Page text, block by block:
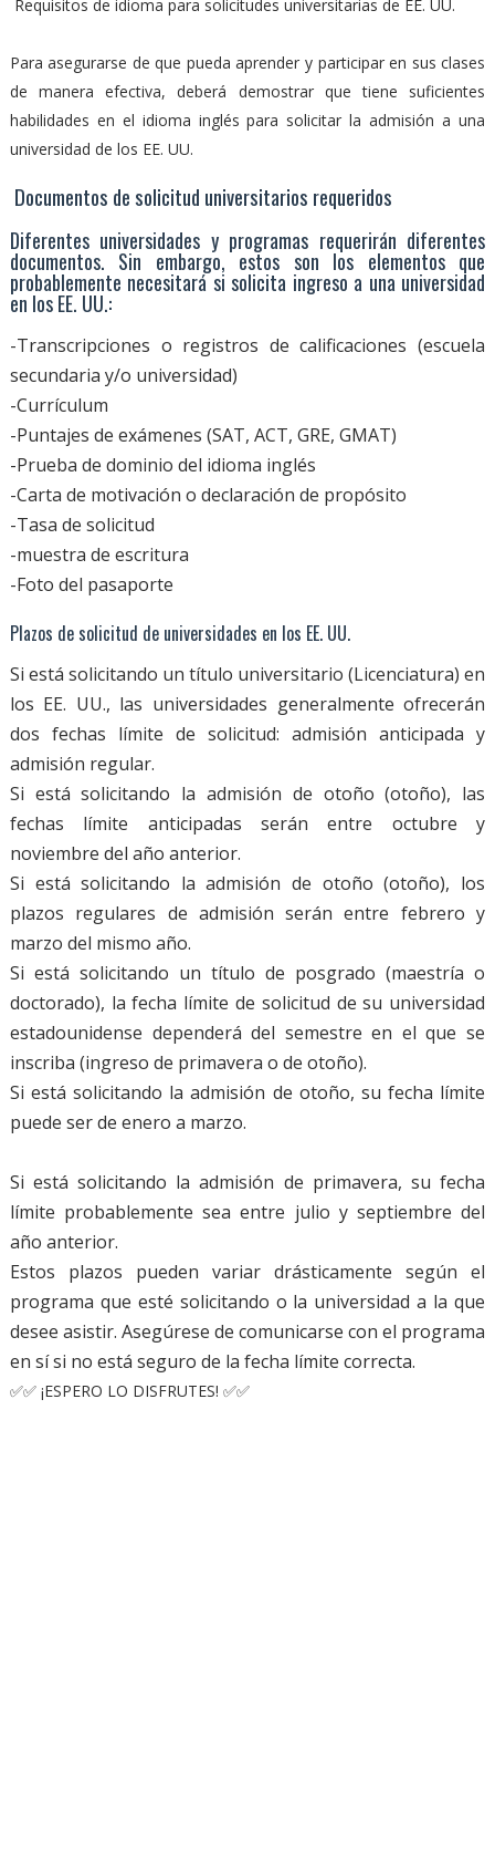
Requisitos de idioma para solicitudes universitarias de EE. UU.
Para asegurarse de que pueda aprender y participar en sus clases
de manera efectiva, deberá demostrar que tiene suficientes
habilidades en el idioma inglés para solicitar la admisión a una
universidad de los EE. UU.
Documentos de solicitud universitarios requeridos
Diferentes universidades y programas requerirán diferentes
documentos. Sin embargo, estos son los elementos que
probablemente necesitará si solicita ingreso a una universidad
en los EE. UU.:
-Transcripciones o registros de calificaciones (escuela
secundaria y/o universidad)
-Currículum
-Puntajes de exámenes (SAT, ACT, GRE, GMAT)
-Prueba de dominio del idioma inglés
-Carta de motivación o declaración de propósito
-Tasa de solicitud
-muestra de escritura
-Foto del pasaporte
Plazos de solicitud de universidades en los EE. UU.
Si está solicitando un título universitario (Licenciatura) en
los EE. UU., las universidades generalmente ofrecerán
dos fechas límite de solicitud: admisión anticipada y
admisión regular.
Si está solicitando la admisión de otoño (otoño), las
fechas límite anticipadas serán entre octubre y
noviembre del año anterior.
Si está solicitando la admisión de otoño (otoño), los
plazos regulares de admisión serán entre febrero y
marzo del mismo año.
Si está solicitando un título de posgrado (maestría o
doctorado), la fecha límite de solicitud de su universidad
estadounidense dependerá del semestre en el que se
inscriba (ingreso de primavera o de otoño).
Si está solicitando la admisión de otoño, su fecha límite
puede ser de enero a marzo.
Si está solicitando la admisión de primavera, su fecha
límite probablemente sea entre julio y septiembre del
año anterior.
Estos plazos pueden variar drásticamente según el
programa que esté solicitando o la universidad a la que
desee asistir. Asegúrese de comunicarse con el programa
en sí si no está seguro de la fecha límite correcta.
✅✅ ¡ESPERO LO DISFRUTES! ✅✅